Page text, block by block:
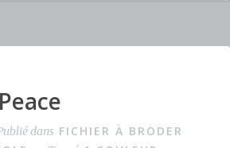
dans FICHIER À BRODER